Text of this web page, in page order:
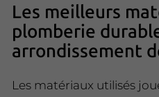
Les meilleurs
plomberie
arrondissement
Les matériaux utilisés